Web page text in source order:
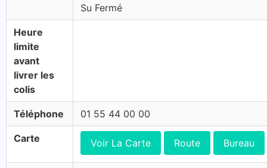
Su Fermé
Heure
limite
avant
livrer les
colis
Téléphone 01 55 44 00 00
Carte Voir La Carte Route Bureau